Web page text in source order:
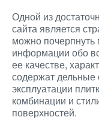
Одной из
сайта является
можно
информации обо
ее качестве,
содержат дельные
эксплуатации
комбинации и
поверхностей.